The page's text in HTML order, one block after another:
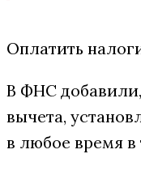
Оплатить
В ФНС
вычета,
в любое время в